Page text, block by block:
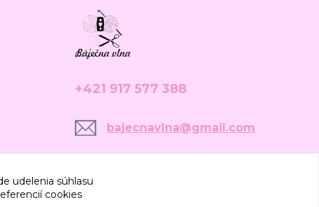
+421 917 577 388
bajecnavlna@gmail.com
udelenia súhlasu
cookies